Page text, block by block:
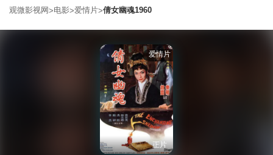
观微影视网>电影>爱情片>倩女幽魂1960
爱情片
正片